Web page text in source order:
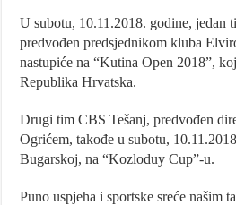
U subotu, 10.11.2018. godine, jedan
predvođen predsjednikom kluba
nastupiće na “Kutina Open 2018”,
Republika Hrvatska.
Drugi tim CBS Tešanj, predvođen
Ogrićem, takođe u subotu,
Bugarskoj, na “Kozloduy Cup”-u.
Puno uspjeha i sportske sreće našim